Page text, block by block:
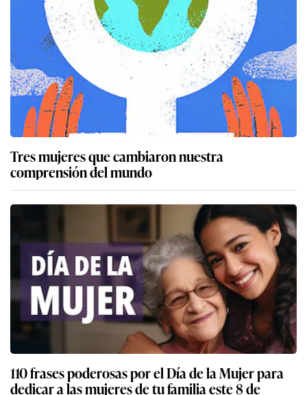
Tres mujeres que cambiaron nuestra
comprensión del mundo
110 frases poderosas por el Día de la Mujer para
dedicar a las mujeres de tu familia este 8 de